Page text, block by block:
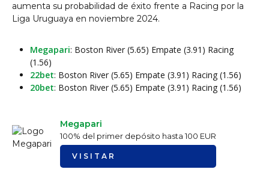
aumenta su probabilidad de éxito frente a Racing por la
Liga Uruguaya en noviembre 2024.
Megapari: Boston River (5.65) Empate (3.91) Racing
(1.56)
22bet: Boston River (5.65) Empate (3.91) Racing (1.56)
20bet: Boston River (5.65) Empate (3.91) Racing (1.56)
Megapari
100% del primer depósito hasta 100 EUR
VISITAR